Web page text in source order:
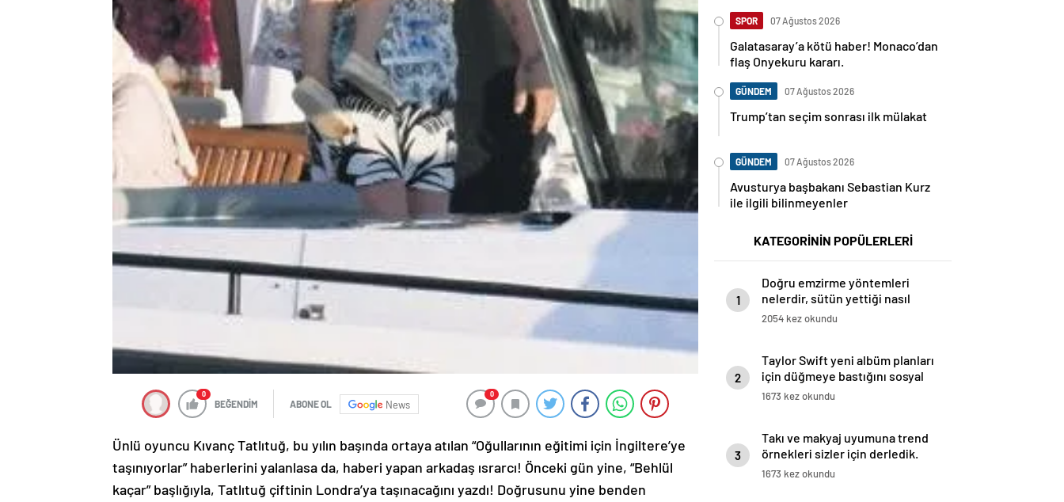
0
BEĞENDİM ABONE OL News
0
Ünlü oyuncu Kıvanç Tatlıtuğ, bu yılın başında ortaya atılan “Oğullarının eğitimi için İngiltere’ye
taşınıyorlar” haberlerini yalanlasa da, haberi yapan arkadaş ısrarcı! Önceki gün yine, “Behlül
kaçar” başlığıyla, Tatlıtuğ çiftinin Londra’ya taşınacağını yazdı! Doğrusunu yine benden
SPOR 07 Ağustos 2026
Galatasaray’a kötü haber! Monaco’dan
flaş Onyekuru kararı.
GÜNDEM 07 Ağustos 2026
Trump’tan seçim sonrası ilk mülakat
GÜNDEM 07 Ağustos 2026
Avusturya başbakanı Sebastian Kurz
ile ilgili bilinmeyenler
KATEGORİNİN POPÜLERLERİ
1
Doğru emzirme yöntemleri
nelerdir, sütün yettiği nasıl
anlaşılır?
2054 kez okundu
2
Taylor Swift yeni albüm planları
için düğmeye bastığını sosyal
medyadan duyurdu!
1673 kez okundu
3
Takı ve makyaj uyumuna trend
örnekleri sizler için derledik.
1673 kez okundu